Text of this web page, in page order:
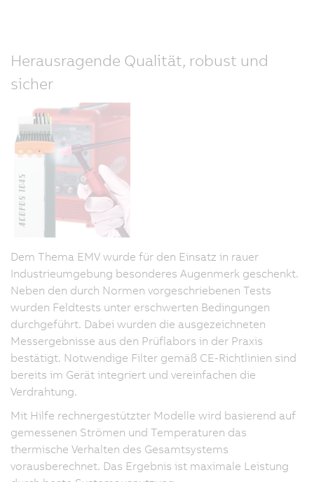
Herausragende Qualität, robust und
sicher
Dem Thema EMV wurde für den Einsatz in rauer
Industrieumgebung besonderes Augenmerk geschenkt.
Neben den durch Normen vorgeschriebenen Tests
wurden Feldtests unter erschwerten Bedingungen
durchgeführt. Dabei wurden die ausgezeichneten
Messergebnisse aus den Prüflabors in der Praxis
bestätigt. Notwendige Filter gemäß CE-Richtlinien sind
bereits im Gerät integriert und vereinfachen die
Verdrahtung.
Mit Hilfe rechnergestützter Modelle wird basierend auf
gemessenen Strömen und Temperaturen das
thermische Verhalten des Gesamtsystems
vorausberechnet. Das Ergebnis ist maximale Leistung